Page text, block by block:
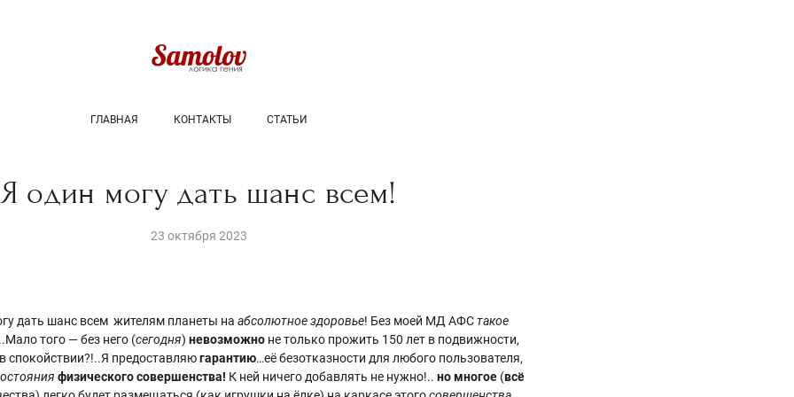
ГЛАВНАЯ КОНТАКТЫ СТАТЬИ
Я один могу дать шанс всем!
23 октября 2023
дать шанс всем жителям планеты на абсолютное здоровье! Без моей МД АФСтакое
того — без него (сегодня) невозможно не только прожить 150 лет в подвижности,
спокойствии?!..Я предоставляюгарантию…её безотказности для любого пользователя,
физического совершенства! К ней ничего добавлять не нужно!.. но многое (всё